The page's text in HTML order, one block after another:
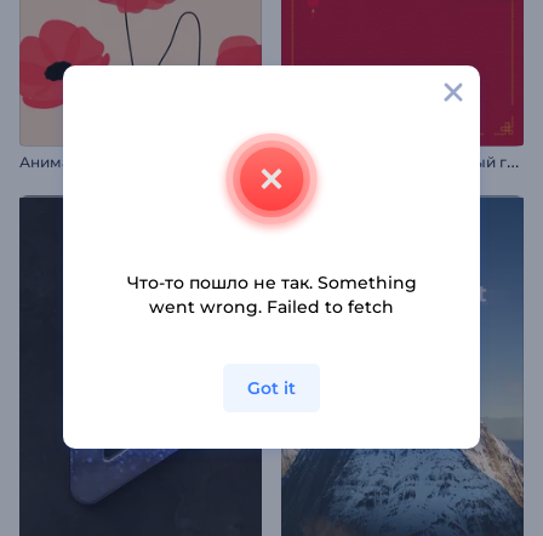
Анимация: День Анзака П
ромо на китайский Новый год
Что-то пошло не так. Something
went wrong. Failed to fetch
Got it